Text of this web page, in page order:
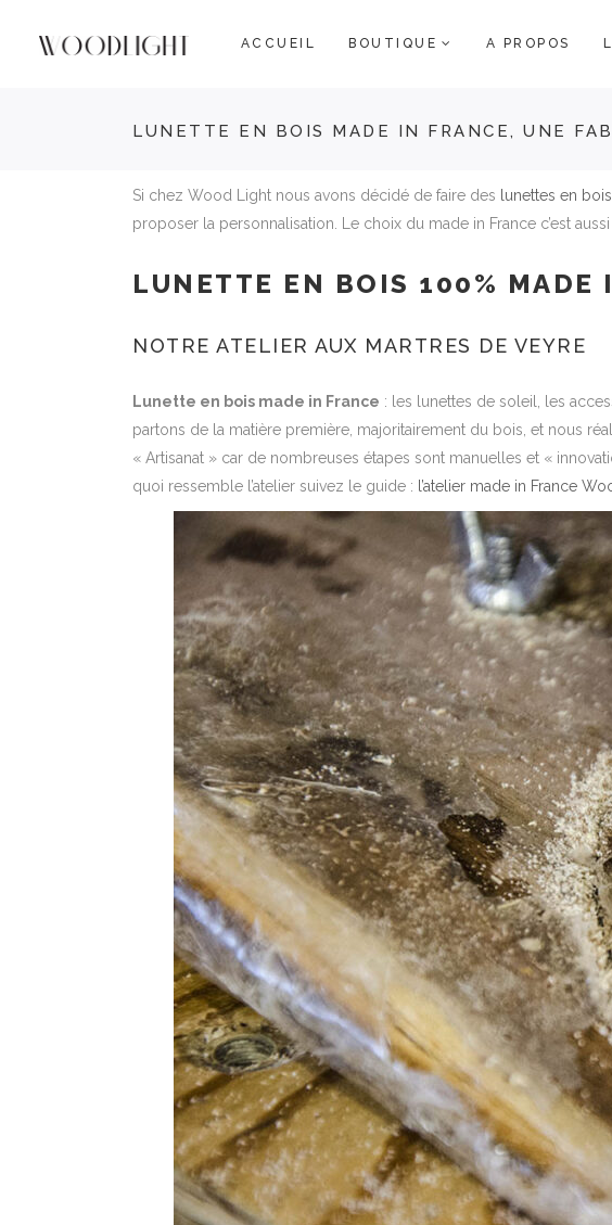
ACCUEIL BOUTIQUE A PROPOS
LUNETTE EN BOIS MADE IN FRANCE, UNE
Si chez Wood Light nous avons décidé de faire des lunettes en bois
proposer la personnalisation. Le choix du made in France c’est
LUNETTE EN BOIS 100% MADE
NOTRE ATELIER AUX MARTRES DE VEYRE
Lunette en bois made in France : les lunettes de soleil, les
partons de la matière première, majoritairement du bois, et nous
« Artisanat » car de nombreuses étapes sont manuelles et «
quoi ressemble l’atelier suivez le guide : l’atelier made in France